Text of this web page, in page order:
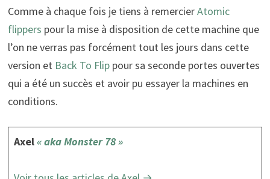
Comme à chaque fois je tiens à remercierAtomic
flippers pour la mise à disposition de cette machine que
l’on ne verras pas forcément tout les jours dans cette
version et Back To Flippour sa seconde portes ouvertes
qui a été un succès et avoir pu essayer la machines en
conditions.
Axel « aka Monster 78 »